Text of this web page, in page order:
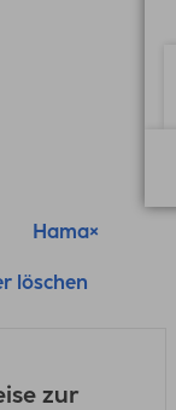
Hama
löschen
zur